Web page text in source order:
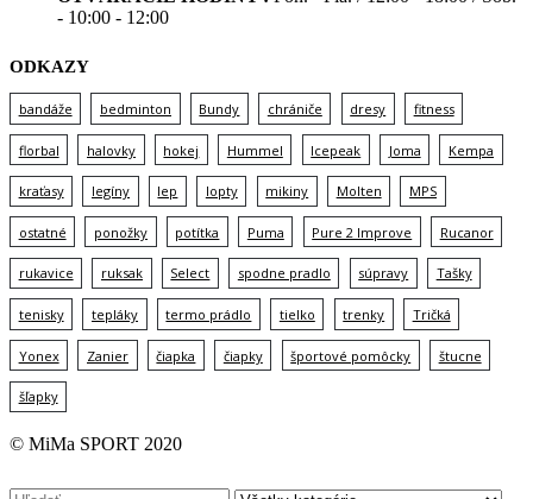
- 10:00 - 12:00
ODKAZY
bandáže bedminton Bundy chrániče dresy fitness
florbal halovky hokej Hummel Icepeak Joma Kempa
kraťasy legíny lep lopty mikiny Molten MPS
ostatné ponožky potítka Puma Pure 2 Improve Rucanor
rukavice ruksak Select spodne pradlo súpravy Tašky
tenisky tepláky termo prádlo tielko trenky Tričká
Yonex Zanier čiapka čiapky športové pomôcky štucne
šľapky
© MiMa SPORT 2020